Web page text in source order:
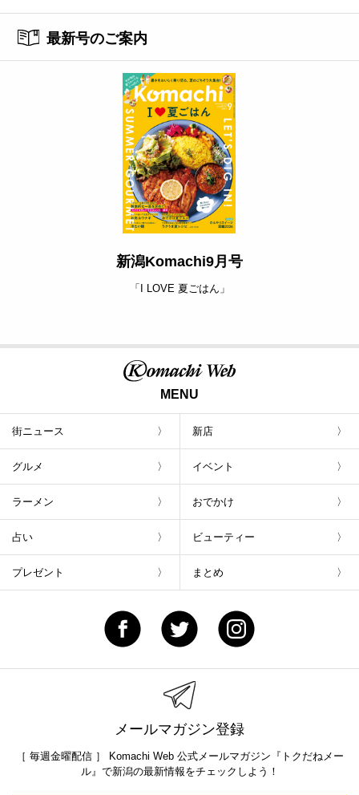
最新号のご案内
新潟Komachi9月号
「I LOVE 夏ごはん」
MENU
街ニュース 新店
グルメ イベント
ラーメン おでかけ
占い ビューティー
プレゼント まとめ
メールマガジン登録
［ 毎週金曜配信 ］ Komachi Web 公式メールマガジン『トクだねメー
ル』で新潟の最新情報をチェックしよう！